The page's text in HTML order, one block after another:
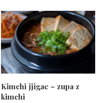
Kimchi jjigae – zupa z
kimchi